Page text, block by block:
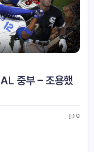
중부 – 조용했
0